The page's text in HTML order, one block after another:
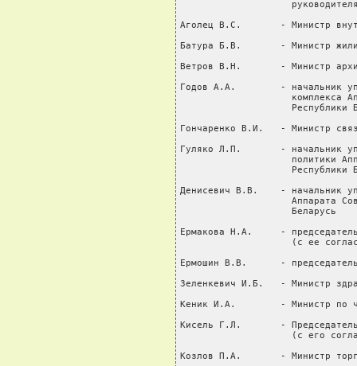
Аголец В.С.       - Министр
Батура Б.В.       - Министр
Ветров В.Н.       - Министр
Годов А.А.        - начальник
комплекса
Республики
Гончаренко В.И.   - Министр
Гуляко Л.П.       - начальник
политики
Республики
Денисевич В.В.    - начальник
Аппарата
                    Беларусь
Ермакова Н.А.     -
(с ее
Ермошин В.В.      - председатель
Зеленкевич И.Б.   - Министр
Кеник И.А.        - Министр по
Кисель Г.Л.       - Председатель
(с его
Козлов П.А.       - Министр